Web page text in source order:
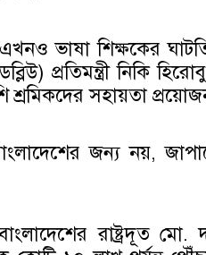
ভাষা শিক্ষকের
প্রতিমন্ত্রী নিকি
শ্রমিকদের সহায়তা
জন্য নয়,
বাংলাদেশের রাষ্ট্রদূত